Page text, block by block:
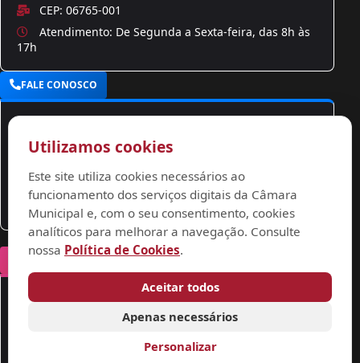
CEP: 06765-001
Atendimento: De Segunda a Sexta-feira, das 8h às
17h
FALE CONOSCO
contato@camarataboao.sp.gov.br
ouvidoria@camarataboao.sp.gov.br
REDES SOCIAIS
Siga-nos
YouTube
Utilizamos cookies
Este site utiliza cookies necessários ao
funcionamento dos serviços digitais da Câmara
Municipal e, com o seu consentimento, cookies
analíticos para melhorar a navegação. Consulte
nossa Política de Cookies.
Aceitar todos
Apenas necessários
Personalizar